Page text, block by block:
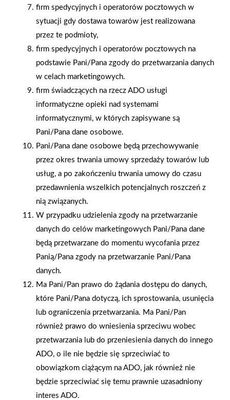
Grupa PSB otrzymała
tytuł „Ambasadora
Polskiej Gospodarki”
Śniadanie dla
Mrówce Grodzisk
Mazowiecki z firmą
Franspol
2024-05-11
Festyn rodzinny w
sklepie PSB Mrówka w
2024-04-29
Nowoczesny salon
firm spedycyjnych i operatorów pocztowych w
sytuacji gdy dostawa towarów jest realizowana
przez te podmioty,
firm spedycyjnych i operatorów pocztowych na
podstawie Pani/Pana zgody do przetwarzania danych
w celach marketingowych.
firm świadczących na rzecz ADO usługi
informatyczne opieki nad systemami
informatycznymi, w których zapisywane są
Pani/Pana dane osobowe.
Pani/Pana dane osobowe będą przechowywanie
przez okres trwania umowy sprzedaży towarów lub
usług, a po zakończeniu trwania umowy do czasu
przedawnienia wszelkich potencjalnych roszczeń z
nią związanych.
W przypadku udzielenia zgody na przetwarzanie
danych do celów marketingowych Pani/Pana dane
będą przetwarzane do momentu wycofania przez
Panią/Pana zgody na przetwarzanie Pani/Pana
danych.
Ma Pani/Pan prawo do żądania dostępu do danych,
które Pani/Pana dotyczą, ich sprostowania, usunięcia
lub ograniczenia przetwarzania. Ma Pani/Pan
również prawo do wniesienia sprzeciwu wobec
przetwarzania lub do przeniesienia danych do innego
ADO, o ile nie będzie się sprzeciwiać to
obowiązkom ciążącym na ADO, jak również nie
będzie sprzeciwiać się temu prawnie uzasadniony
interes ADO.